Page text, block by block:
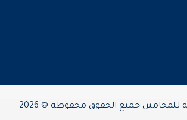
جميع الحقوق محفوظة © 2026